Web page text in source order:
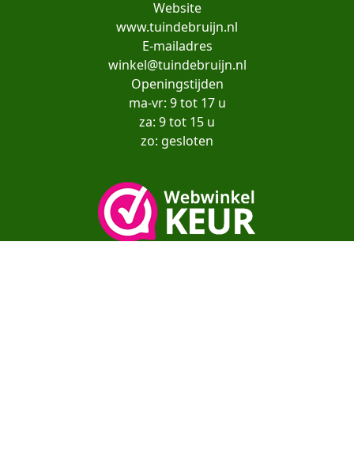
Website
www.tuindebruijn.nl
E-mailadres
winkel@tuindebruijn.nl
Openingstijden
ma-vr: 9 tot 17 u
za: 9 tot 15 u
zo: gesloten